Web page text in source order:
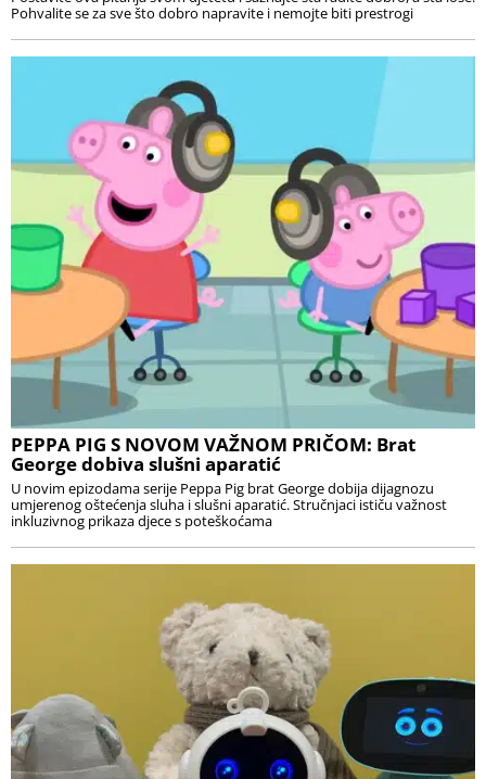
Pohvalite se za sve što dobro napravite i nemojte biti prestrogi
PEPPA PIG S NOVOM VAŽNOM PRIČOM: Brat
George dobiva slušni aparatić
U novim epizodama serije Peppa Pig brat George dobija dijagnozu
umjerenog oštećenja sluha i slušni aparatić. Stručnjaci ističu važnost
inkluzivnog prikaza djece s poteškoćama